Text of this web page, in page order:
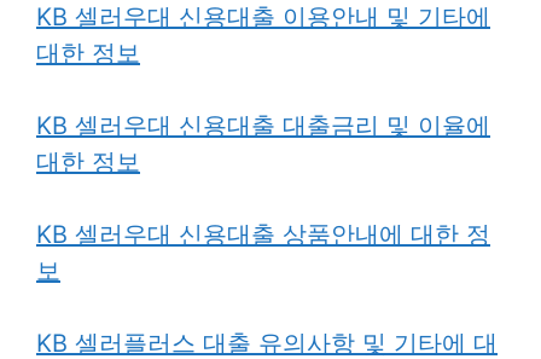
KB 셀러우대 신용대출 이용안내 및 기타에
대한 정보
KB 셀러우대 신용대출 대출금리 및 이율에
대한 정보
KB 셀러우대 신용대출 상품안내에 대한 정
보
KB 셀러플러스 대출 유의사항 및 기타에 대